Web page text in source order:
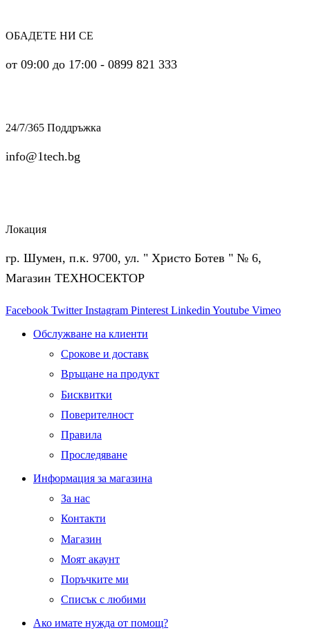
ОБАДЕТЕ НИ СЕ
от 09:00 до 17:00 - 0899 821 333
24/7/365 Поддръжка
info@1tech.bg
Локация
гр. Шумен, п.к. 9700, ул. " Христо Ботев " № 6,
Магазин ТЕХНОСЕКТОР
Facebook Twitter Instagram Pinterest Linkedin Youtube Vimeo
Обслужване на клиенти
Срокове и доставк
Връщане на продукт
Бисквитки
Поверителност
Правила
Проследяване
Информация за магазина
За нас
Контакти
Магазин
Моят акаунт
Поръчките ми
Списък с любими
Ако имате нужда от помощ?